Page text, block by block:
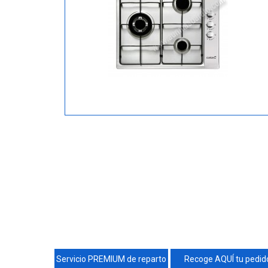
Servicio PREMIUM de reparto Recoge AQUÍ tu